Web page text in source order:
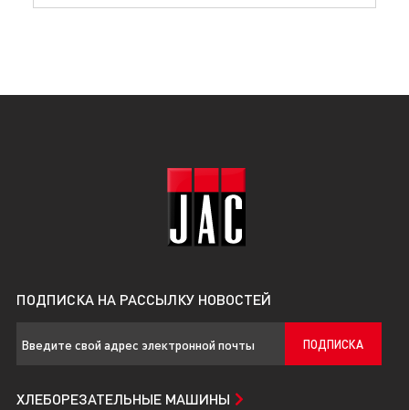
ПОДПИСКА НА РАССЫЛКУ НОВОСТЕЙ
ПОДПИСКА
ХЛЕБОРЕЗАТЕЛЬНЫЕ МАШИНЫ